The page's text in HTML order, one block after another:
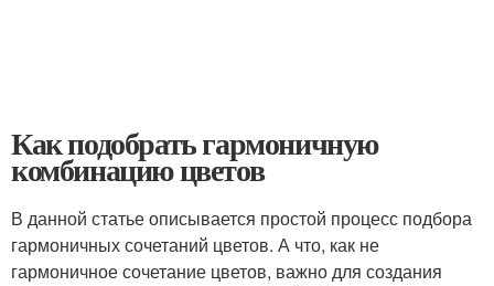
Как подобрать гармоничную
комбинацию цветов
В данной статье описывается простой процесс подбора
гармоничных сочетаний цветов. А что, как не
гармоничное сочетание цветов, важно для создания